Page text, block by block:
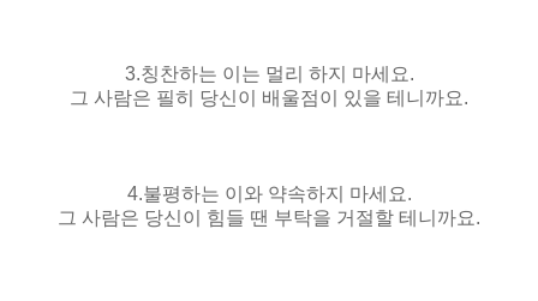
3.칭찬하는 이는 멀리 하지 마세요.
그 사람은 필히 당신이 배울점이 있을 테니까요.
4.불평하는 이와 약속하지 마세요.
그 사람은 당신이 힘들 땐 부탁을 거절할 테니까요.